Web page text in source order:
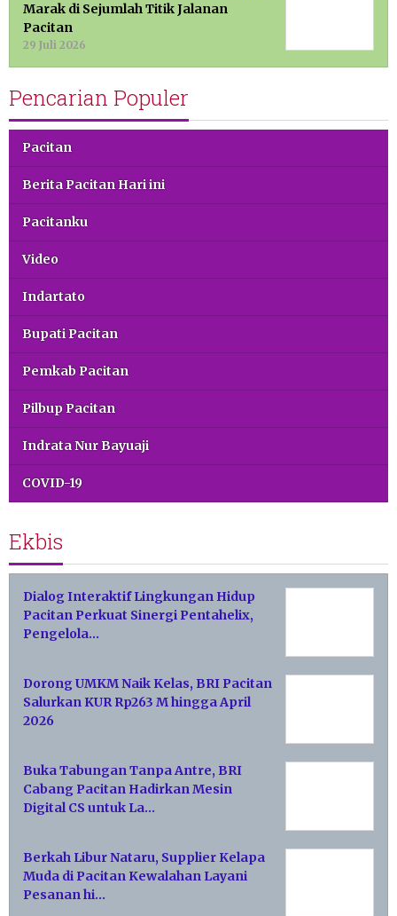
Marak di Sejumlah Titik Jalanan
Pacitan
29 Juli 2026
Pencarian Populer
Pacitan
Berita Pacitan Hari ini
Pacitanku
Video
Indartato
Bupati Pacitan
Pemkab Pacitan
Pilbup Pacitan
Indrata Nur Bayuaji
COVID-19
Ekbis
Dialog Interaktif Lingkungan Hidup
Pacitan Perkuat Sinergi Pentahelix,
Pengelola…
Dorong UMKM Naik Kelas, BRI Pacitan
Salurkan KUR Rp263 M hingga April
2026
Buka Tabungan Tanpa Antre, BRI
Cabang Pacitan Hadirkan Mesin
Digital CS untuk La…
Berkah Libur Nataru, Supplier Kelapa
Muda di Pacitan Kewalahan Layani
Pesanan hi…